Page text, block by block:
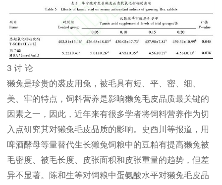
3 讨 论
獭兔是珍贵的裘皮用兔，被毛具有短、平、密、细、
美、牢的特点，饲料营养是影响獭兔毛皮品质最关键的
因素之一，因此，近年来有很多学者将饲料营养作为切
入点研究其对獭兔毛皮品质的影响。史酉川等报道，用
啤酒酵母等量替代生长獭兔饲粮中的豆粕有提高獭兔被
毛密度、被毛长度、皮张面积和皮张重量的趋势，但差
异不显著。陈和生等对饲粮中蛋氨酸水平对獭兔毛皮品